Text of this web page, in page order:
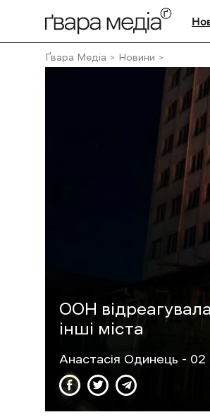
Ґвара Медіа Новини
ООН
інші міста
Анастасія Одинець - 02